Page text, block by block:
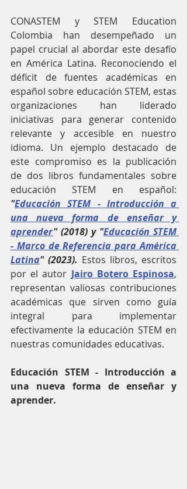
CONASTEM y STEM Education
Colombia han desempeñado un
papel crucial al abordar este desafío
en América Latina. Reconociendo el
déficit de fuentes académicas en
español sobre educación STEM, estas
organizaciones han liderado
iniciativas para generar contenido
relevante y accesible en nuestro
idioma. Un ejemplo destacado de
este compromiso es la publicación
de dos libros fundamentales sobre
"Educación STEM - Introducción a
una nueva forma de enseñar y
aprender" (2018) y "Educación STEM
- Marco de Referencia para América
Latina" (2023). Estos libros, escritos
por el autor Jairo Botero Espinosa,
representan valiosas contribuciones
académicas que sirven como guía
integral para implementar
efectivamente la educación STEM en
nuestras comunidades educativas.
Educación STEM - Introducción a
una nueva forma de enseñar y
aprender.